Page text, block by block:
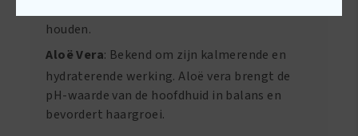
houden.
Aloë Vera: Bekend om zijn kalmerende en
hydraterende werking. Aloë vera brengt de
pH-waarde van de hoofdhuid in balans en
bevordert haargroei.